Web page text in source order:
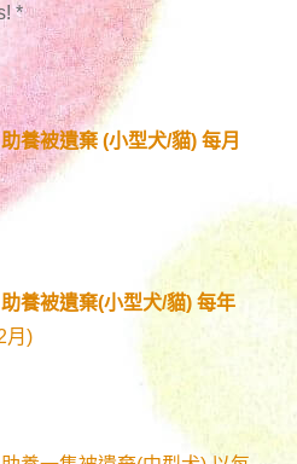
*
助養被遺棄 (小型犬/貓) 每月
助養被遺棄(小型犬/貓) 每年
月)